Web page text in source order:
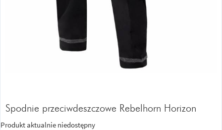
Spodnie przeciwdeszczowe Rebelhorn Horizon
Produkt aktualnie niedostępny